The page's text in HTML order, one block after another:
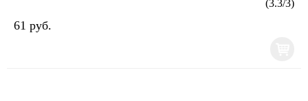
(3.3/3)
61 руб.